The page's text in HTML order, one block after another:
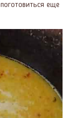
еще